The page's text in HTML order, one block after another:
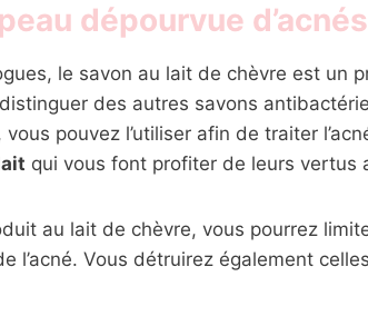
dépourvue d’acnés
le savon au lait de chèvre est un
des autres savons
pouvez l’utiliser afin de traiter
qui vous font profiter de leurs vertus
au lait de chèvre, vous pourrez
l’acné. Vous détruirez également